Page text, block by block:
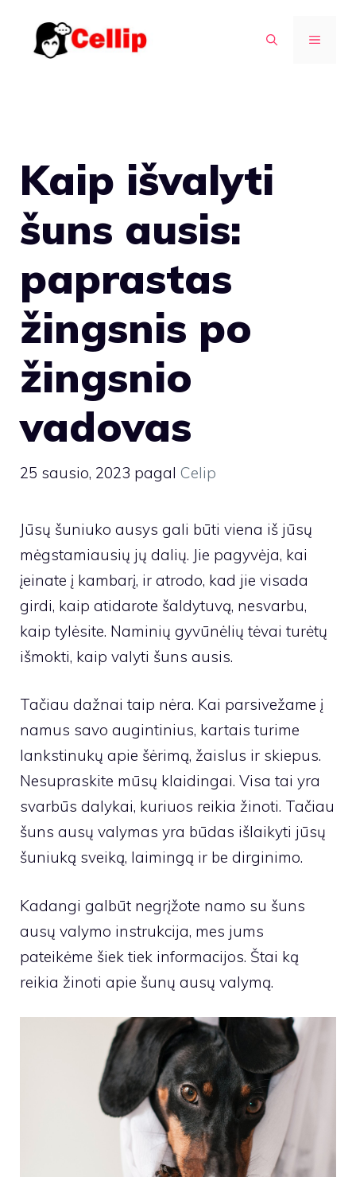
turinio
MENIU
Kaip išvalyti
šuns ausis:
paprastas
žingsnis po
žingsnio
vadovas
25 sausio, 2023 pagal Celip
Jūsų šuniuko ausys gali būti viena iš jūsų
mėgstamiausių jų dalių. Jie pagyvėja, kai
įeinate į kambarį, ir atrodo, kad jie visada
girdi, kaip atidarote šaldytuvą, nesvarbu,
kaip tylėsite. Naminių gyvūnėlių tėvai turėtų
išmokti, kaip valyti šuns ausis.
Tačiau dažnai taip nėra. Kai parsivežame į
namus savo augintinius, kartais turime
lankstinukų apie šėrimą, žaislus ir skiepus.
Nesupraskite mūsų klaidingai. Visa tai yra
svarbūs dalykai, kuriuos reikia žinoti. Tačiau
šuns ausų valymas yra būdas išlaikyti jūsų
šuniuką sveiką, laimingą ir be dirginimo.
Kadangi galbūt negrįžote namo su šuns
ausų valymo instrukcija, mes jums
pateikėme šiek tiek informacijos. Štai ką
reikia žinoti apie šunų ausų valymą.